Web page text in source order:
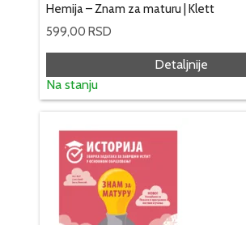
Hemija – Znam za maturu | Klett
599,00 RSD
Detaljnije
Na stanju